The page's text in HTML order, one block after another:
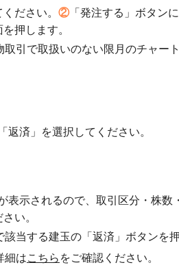
ださい。 ②「発注する」ボタン
押します。
引で取扱いのない限月のチャー
返済」を選択してください。
表示されるので、取引区分・株数
い。
当する建玉の「返済」ボタンを押
細はこちら をご確認ください。